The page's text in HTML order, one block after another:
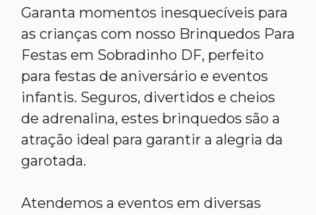
Garanta momentos inesquecíveis para
as crianças com nosso Brinquedos Para
Festas em Sobradinho DF, perfeito
para festas de aniversário e eventos
infantis. Seguros, divertidos e cheios
de adrenalina, estes brinquedos são a
atração ideal para garantir a alegria da
garotada.
Atendemos a eventos em diversas